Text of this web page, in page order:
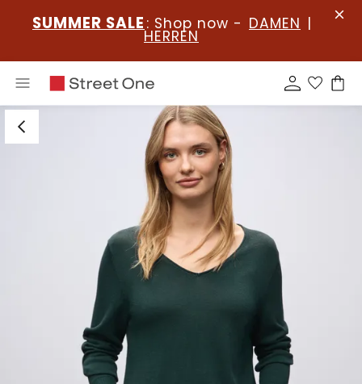
SUMMER SALE : Shop now - DAMEN |
HERREN